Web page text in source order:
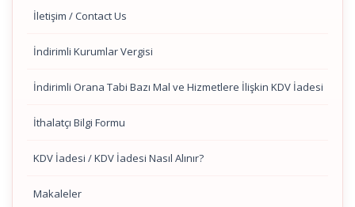
İletişim / Contact Us
İndirimli Kurumlar Vergisi
İndirimli Orana Tabi Bazı Mal ve Hizmetlere İlişkin KDV İadesi
İthalatçı Bilgi Formu
KDV İadesi / KDV İadesi Nasıl Alınır?
Makaleler